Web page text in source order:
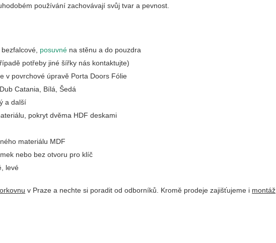
používání zachovávají svůj tvar a pevnost.
posuvné na stěnu a do pouzdra
potřeby jiné šířky nás kontaktujte)
v povrchové úpravě Porta Doors Fólie
Catania, Bílá, Šedá
a další
pokryt dvěma HDF deskami
materiálu MDF
nebo bez otvoru pro klíč
levé
v Praze a nechte si poradit od odborníků. Kromě prodeje zajišťujeme i montáž